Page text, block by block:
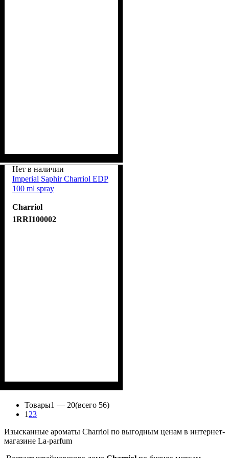
Нет в наличии
Imperial Saphir Charriol EDP
100 ml spray
Charriol
1RRI100002
Товары1 — 20(всего 56)
1 23
Изысканные ароматы Charriol по выгодным ценам в интернет-
магазине La-parfum